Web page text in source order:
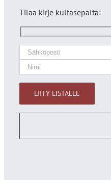
Tilaa kirje kultasepältä: